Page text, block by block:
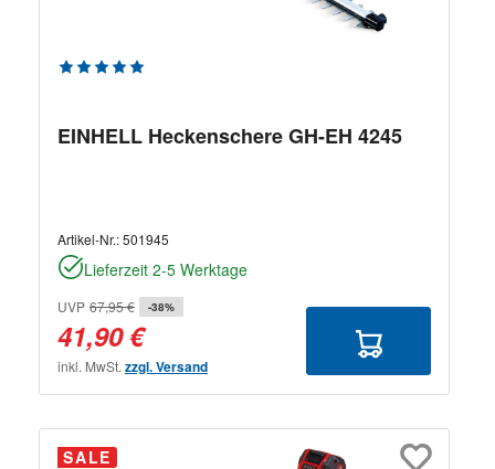
Durchschnittliche Bewertung von 5 von 5 Sternen
EINHELL Heckenschere GH-EH 4245
Artikel-Nr.:501945
Lieferzeit 2-5 Werktage
UVP 67,95 € -38%
41,90 €
inkl. MwSt. zzgl. Versand
SALE